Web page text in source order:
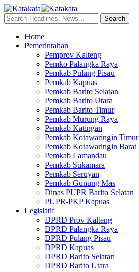
Home
Pemerintahan
Pemprov Kalteng
Pemko Palangka Raya
Pemkab Pulang Pisau
Pemkab Kapuas
Pemkab Barito Selatan
Pemkab Barito Utara
Pemkab Barito Timur
Pemkab Murung Raya
Pemkab Katingan
Pemkab Kotawaringin Timur
Pemkab Kotawaringin Barat
Pemkab Lamandau
Pemkab Sukamara
Pemkab Seruyan
Pemkab Gunung Mas
Dinas PUPR Barito Selatan
PUPR-PKP Kapuas
Legislatif
DPRD Prov Kalteng
DPRD Palangka Raya
DPRD Pulang Pisau
DPRD Kapuas
DPRD Barito Selatan
DPRD Barito Utara